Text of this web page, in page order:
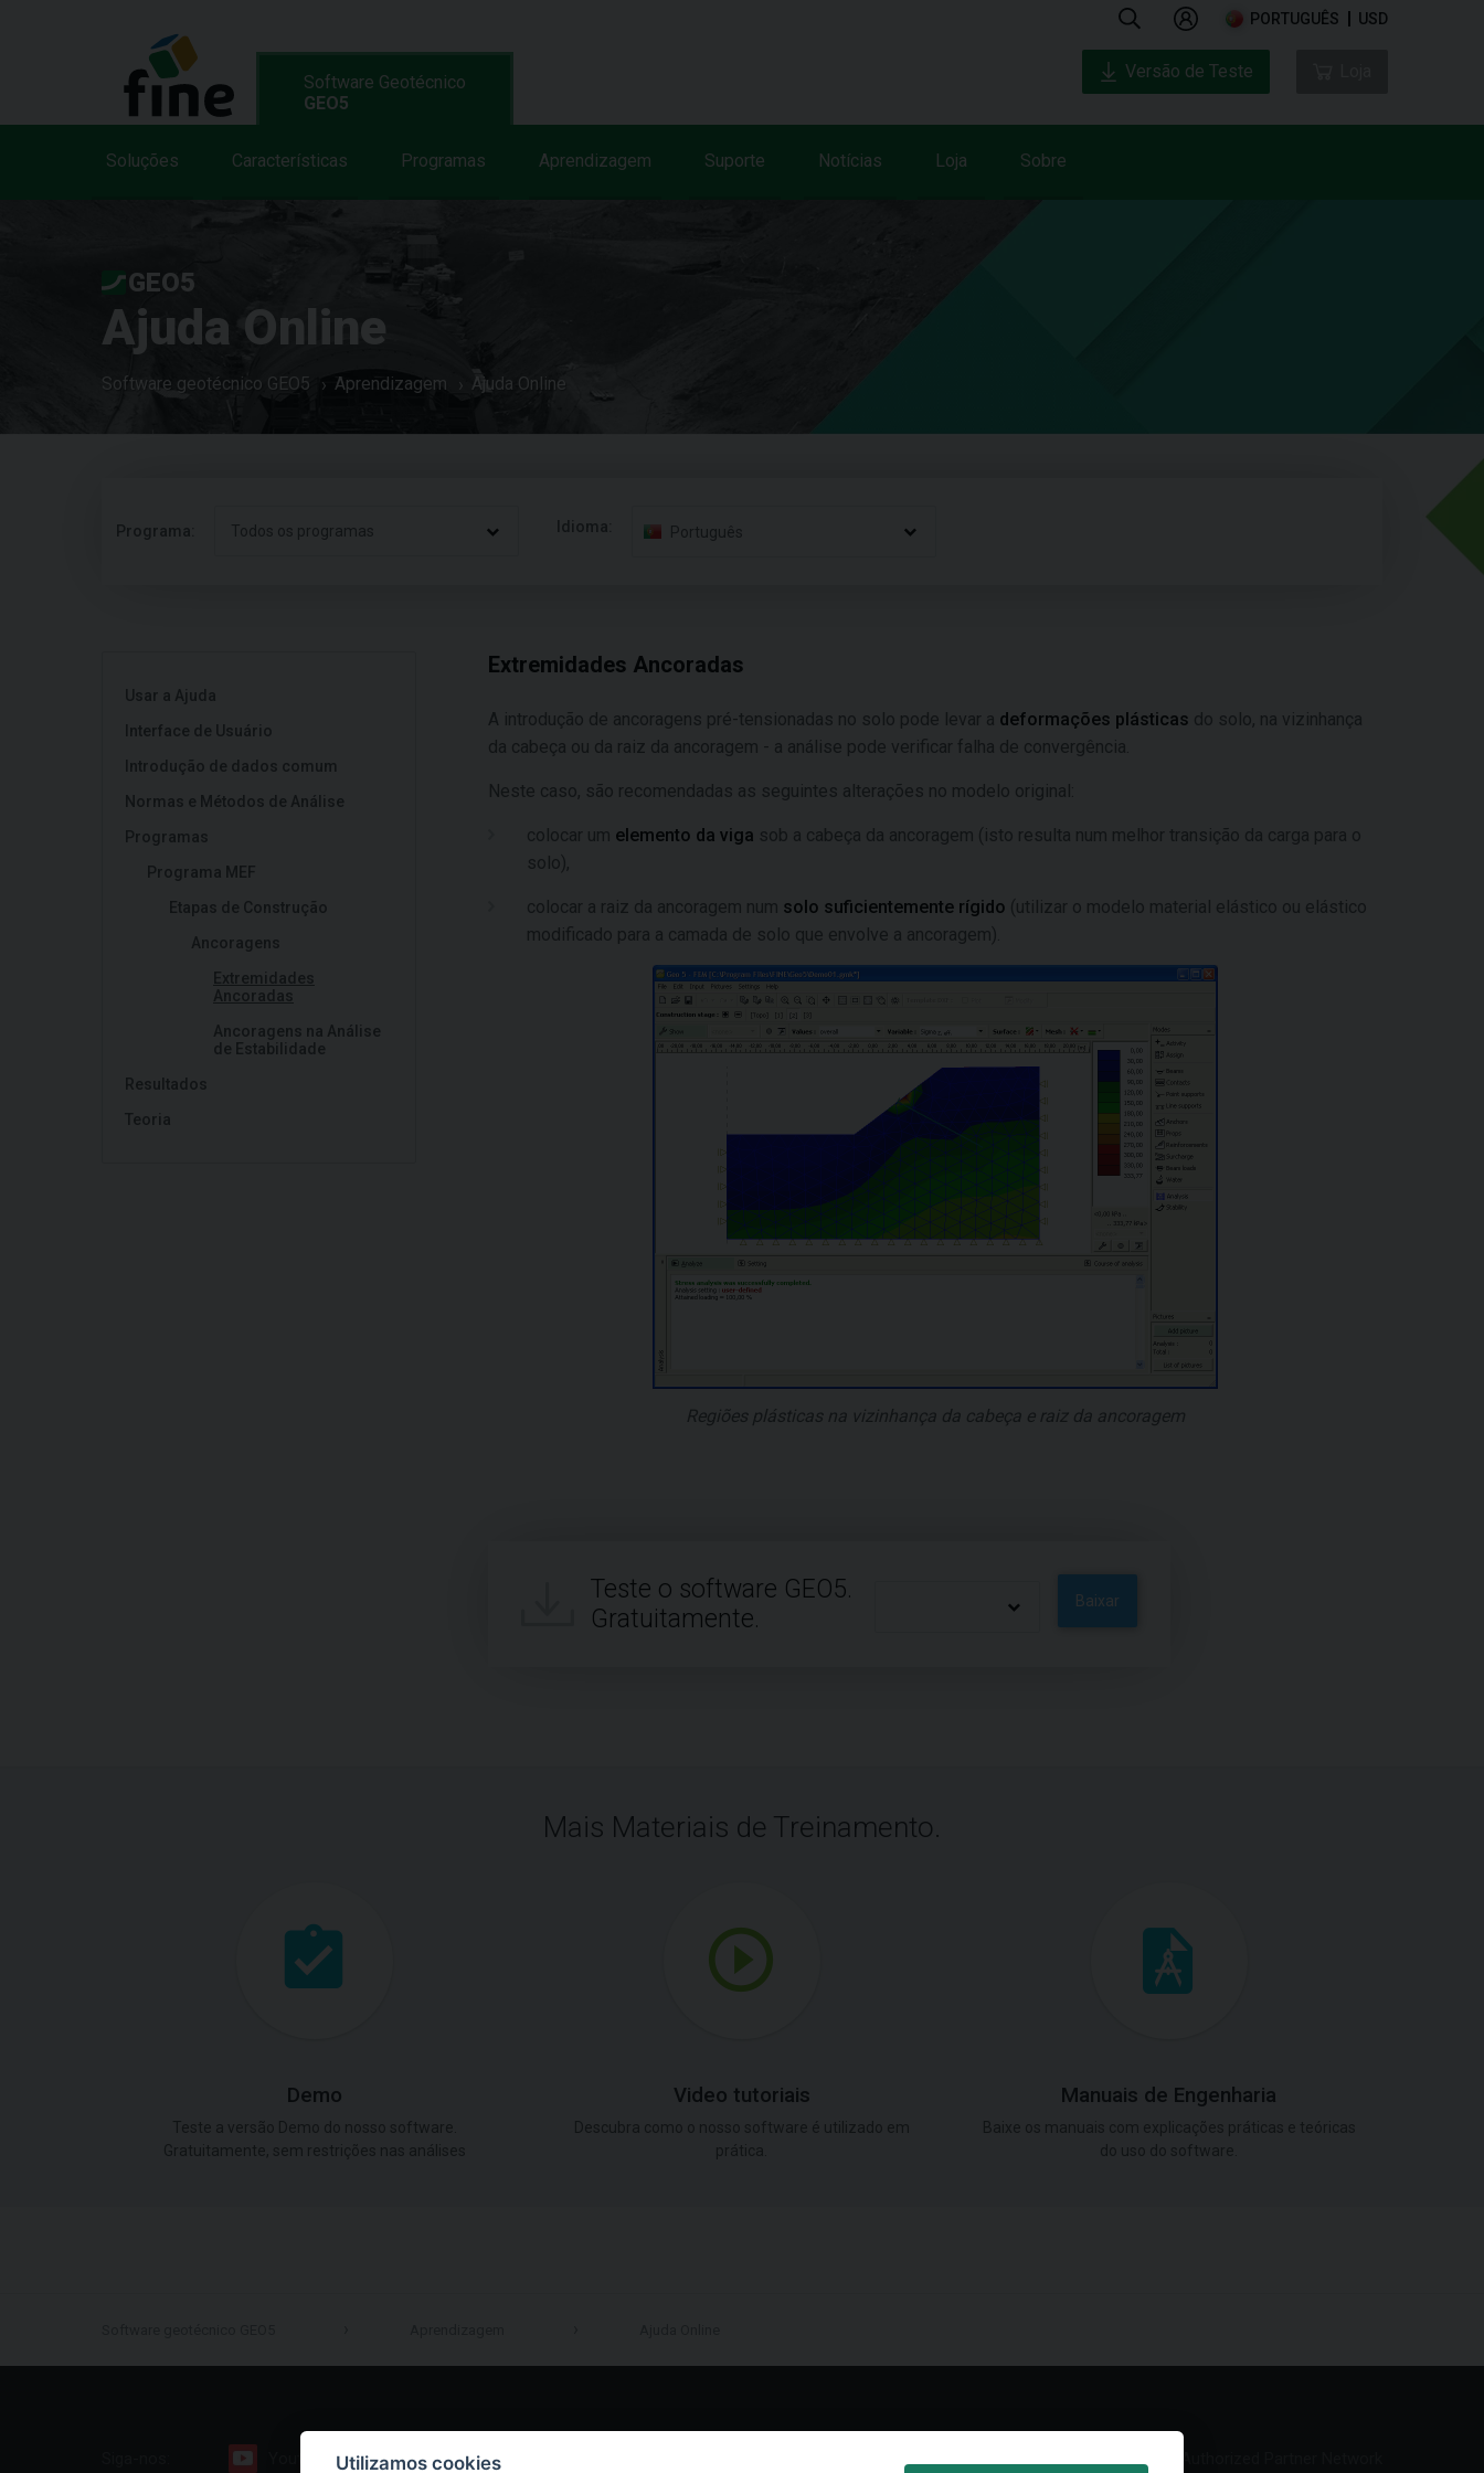
PORTUGUÊS USD
Software Geotécnico
GEO5
Soluções Características Programas Aprendizagem Suporte Notícias Loja Sobre
Versão de Teste
GEO5
Ajuda Online
Software geotécnico GEO5 Aprendizagem Ajuda Online
Programa: Todos os programas Idioma: Português
Usar a Ajuda
Interface de Usuário
Introdução de dados comum
Normas e Métodos de Análise
Programas
Programa MEF
Etapas de Construção
Ancoragens
Extremidades
Ancoradas
Ancoragens na Análise
de Estabilidade
Resultados
Teoria
Extremidades Ancoradas
A introdução de ancoragens pré-tensionadas no solo pode levar a deformações plásticas do solo, na vizinhança
da cabeça ou da raiz da ancoragem - a análise pode verificar falha de convergência.
Neste caso, são recomendadas as seguintes alterações no modelo original:
colocar um elemento da viga sob a cabeça da ancoragem (isto resulta num melhor transição da carga para o
solo),
colocar a raiz da ancoragem num solo suficientemente rígido (utilizar o modelo material elástico ou elástico
modificado para a camada de solo que envolve a ancoragem).
Regiões plásticas na vizinhança da cabeça e raiz da ancoragem
Teste o software GEO5.
Gratuitamente.
Baixar
Mais Materiais de Treinamento.
Demo Video tutoriais Manuais de Engenharia
Facebook
Utilizamos cookies